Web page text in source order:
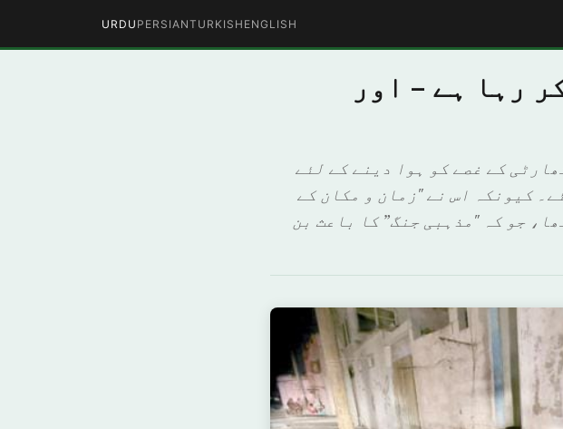
ENGLISH
TURKISH
PERSIAN
URDU
رہا ہے – اور
کے غصے کو ہوا دینے کے لئے
کیونکہ اس نے "زمان و مکان کے
جو کہ "مذہبی جنگ” کا باعث بن